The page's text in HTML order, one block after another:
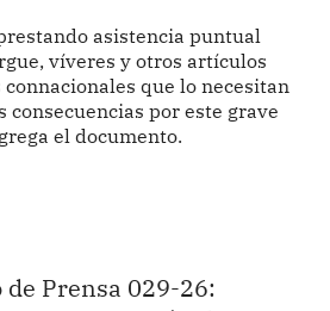
asistencia puntual
víveres y otros artículos
que lo necesitan
consecuencias por este grave
el documento.
de Prensa 029-26: